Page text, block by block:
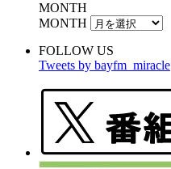
MONTH
MONTH
FOLLOW US
Tweets by bayfm_miracle